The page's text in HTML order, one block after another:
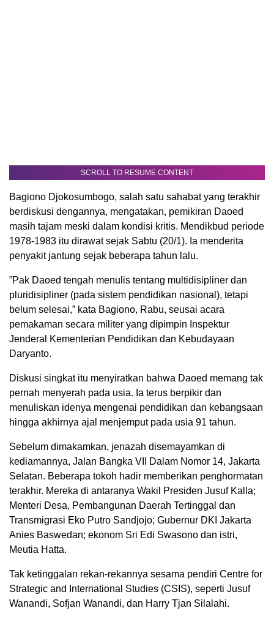
SCROLL TO RESUME CONTENT
Bagiono Djokosumbogo, salah satu sahabat yang terakhir
berdiskusi dengannya, mengatakan, pemikiran Daoed
masih tajam meski dalam kondisi kritis. Mendikbud periode
1978-1983 itu dirawat sejak Sabtu (20/1). Ia menderita
penyakit jantung sejak beberapa tahun lalu.
”Pak Daoed tengah menulis tentang multidisipliner dan
pluridisipliner (pada sistem pendidikan nasional), tetapi
belum selesai,” kata Bagiono, Rabu, seusai acara
pemakaman secara militer yang dipimpin Inspektur
Jenderal Kementerian Pendidikan dan Kebudayaan
Daryanto.
Diskusi singkat itu menyiratkan bahwa Daoed memang tak
pernah menyerah pada usia. Ia terus berpikir dan
menuliskan idenya mengenai pendidikan dan kebangsaan
hingga akhirnya ajal menjemput pada usia 91 tahun.
Sebelum dimakamkan, jenazah disemayamkan di
kediamannya, Jalan Bangka VII Dalam Nomor 14, Jakarta
Selatan. Beberapa tokoh hadir memberikan penghormatan
terakhir. Mereka di antaranya Wakil Presiden Jusuf Kalla;
Menteri Desa, Pembangunan Daerah Tertinggal dan
Transmigrasi Eko Putro Sandjojo; Gubernur DKI Jakarta
Anies Baswedan; ekonom Sri Edi Swasono dan istri,
Meutia Hatta.
Tak ketinggalan rekan-rekannya sesama pendiri Centre for
Strategic and International Studies (CSIS), seperti Jusuf
Wanandi, Sofjan Wanandi, dan Harry Tjan Silalahi.